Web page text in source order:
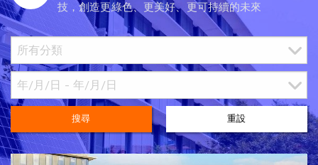
技，創造更綠色、更美好、更可持續的未來
搜尋 重設